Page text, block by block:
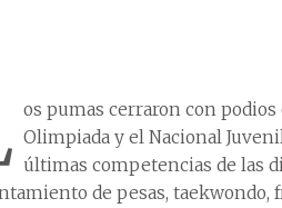
os pumas cerraron con podios
Olimpiada y el Nacional
últimas competencias de las
de pesas, taekwondo,